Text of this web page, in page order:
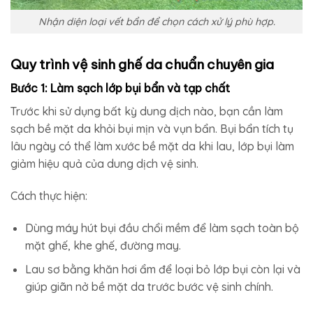
Nhận diện loại vết bẩn để chọn cách xử lý phù hợp.
Quy trình vệ sinh ghế da chuẩn chuyên gia
Bước 1: Làm sạch lớp bụi bẩn và tạp chất
Trước khi sử dụng bất kỳ dung dịch nào, bạn cần làm
sạch bề mặt da khỏi bụi mịn và vụn bẩn. Bụi bẩn tích tụ
lâu ngày có thể làm xước bề mặt da khi lau, lớp bụi làm
giảm hiệu quả của dung dịch vệ sinh.
Cách thực hiện:
Dùng máy hút bụi đầu chổi mềm để làm sạch toàn bộ
mặt ghế, khe ghế, đường may.
Lau sơ bằng khăn hơi ẩm để loại bỏ lớp bụi còn lại và
giúp giãn nở bề mặt da trước bước vệ sinh chính.